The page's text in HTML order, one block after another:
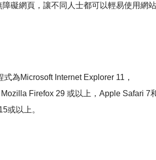
障礙網頁，讓不同人士都可以輕易使用網站
為Microsoft Internet Explorer 11，
Firefox 29 或以上，Apple Safari 7
或以上。